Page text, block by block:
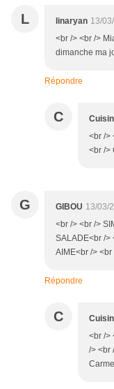
L linaryan 13/
<br /> <br />
dimanche ma
Répondre
C
<br />
<br />
G GIBOU 13/03/
<br /> <br />
SALADE<br />
AIME<br />
Répondre
C
<br />
/> <br